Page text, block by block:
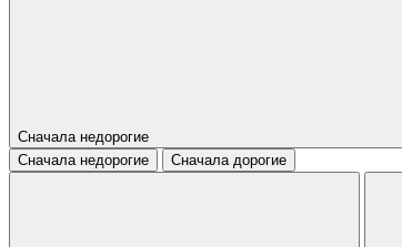
Сначала недорогие
Сначала недорогие
Сначала дорогие